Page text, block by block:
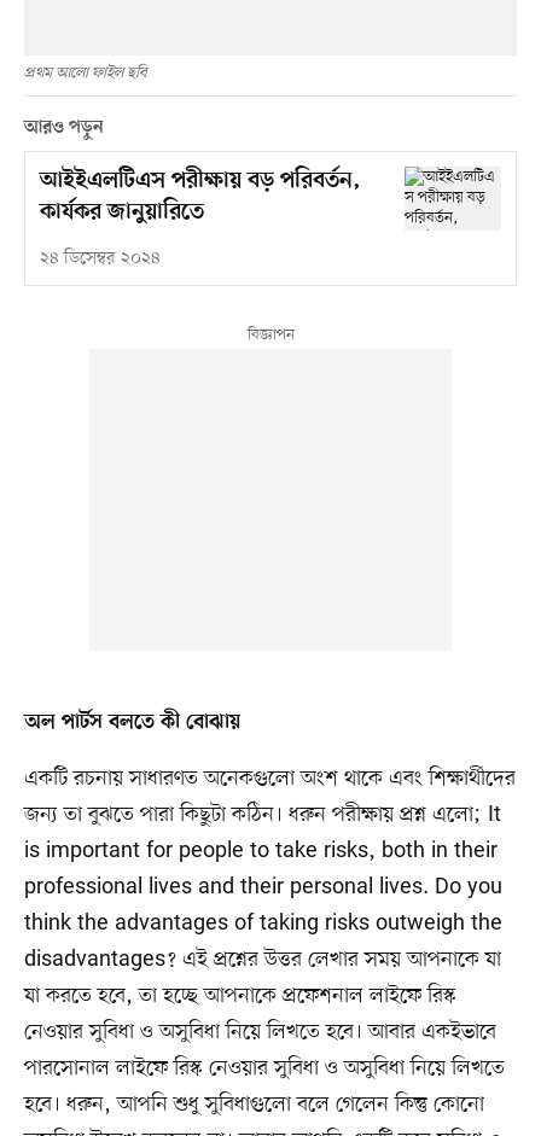
প্রথম আলো ফাইল ছবি
আরও পড়ুন
আইইএলটিএস পরীক্ষায় বড় পরিবর্তন,
কার্যকর জানুয়ারিতে
২৪ ডিসেম্বর ২০২৪
অল পার্টস বলতে কী বোঝায়
একটি রচনায় সাধারণত অনেকগুলো অংশ থাকে এবং শিক্ষার্থীদের
জন্য তা বুঝতে পারা কিছুটা কঠিন। ধরুন পরীক্ষায় প্রশ্ন এলো; It
is important for people to take risks, both in their
professional lives and their personal lives. Do you
think the advantages of taking risks outweigh the
disadvantages? এই প্রশ্নের উত্তর লেখার সময় আপনাকে যা
যা করতে হবে, তা হচ্ছে আপনাকে প্রফেশনাল লাইফে রিস্ক
নেওয়ার সুবিধা ও অসুবিধা নিয়ে লিখতে হবে। আবার একইভাবে
পারসোনাল লাইফে রিস্ক নেওয়ার সুবিধা ও অসুবিধা নিয়ে লিখতে
হবে। ধরুন, আপনি শুধু সুবিধাগুলো বলে গেলেন কিন্তু কোনো